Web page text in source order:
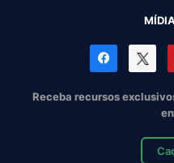
Receba recursos